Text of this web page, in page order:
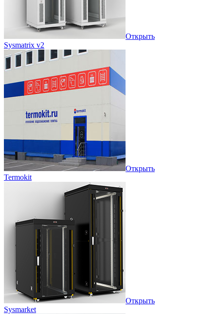
Открыть
Sysmatrix v2
Открыть
Termokit
Открыть
Sysmarket